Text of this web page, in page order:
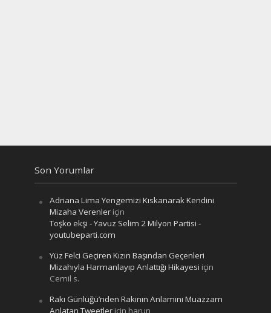
Son Yorumlar
Adriana Lima Yengemizi Kıskanarak Kendini
Mizaha Verenleriçin
Toşko ekşi - Yavuz Selim 2 Milyon Partisi -
youtubeparti.com
Yüz Felci Geçiren Kızın Başından Geçenleri
Mizahıyla Harmanlayıp Anlattığı Hikayesi için
Cemil s.
Rakı Günlüğü’nden Rakının Anlamını Muazzam
Anlatan Tweetleriçin harun